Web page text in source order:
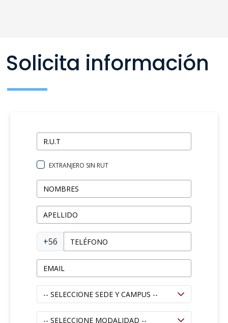
Solicita información
EXTRANJERO SIN RUT
+56